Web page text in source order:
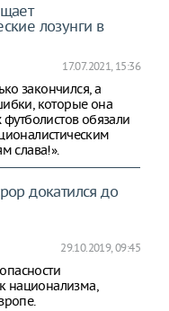
лозунги в
17.07.2021, 15:36
закончился, а
которые она
футболистов обязали
слава!».
докатился до
29.10.2019, 09:45
национализма,